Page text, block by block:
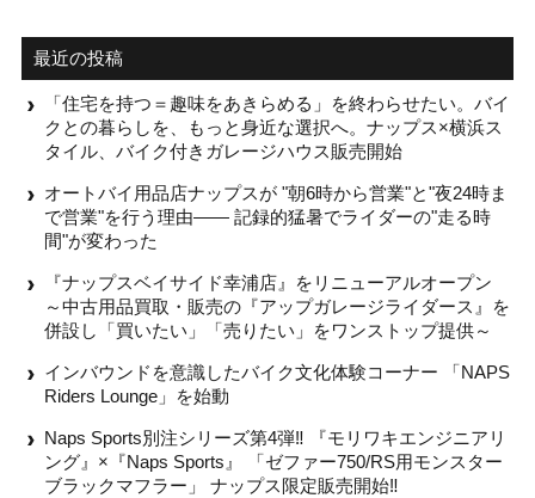
最近の投稿
「住宅を持つ＝趣味をあきらめる」を終わらせたい。バイ
クとの暮らしを、もっと身近な選択へ。ナップス×横浜ス
タイル、バイク付きガレージハウス販売開始
オートバイ用品店ナップスが "朝6時から営業"と"夜24時ま
で営業"を行う理由—— 記録的猛暑でライダーの"走る時
間"が変わった
『ナップスベイサイド幸浦店』をリニューアルオープン
～中古用品買取・販売の『アップガレージライダース』を
併設し「買いたい」「売りたい」をワンストップ提供～
インバウンドを意識したバイク文化体験コーナー 「NAPS
Riders Lounge」を始動
Naps Sports別注シリーズ第4弾‼ 『モリワキエンジニアリ
ング』×『Naps Sports』 「ゼファー750/RS用モンスター
ブラックマフラー」 ナップス限定販売開始‼